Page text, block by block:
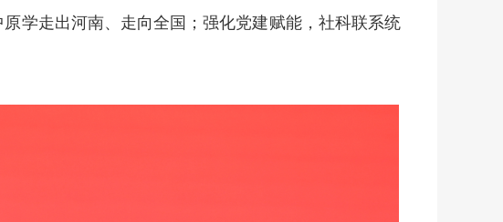
学走出河南、走向全国；强化党建赋能，社科联系统